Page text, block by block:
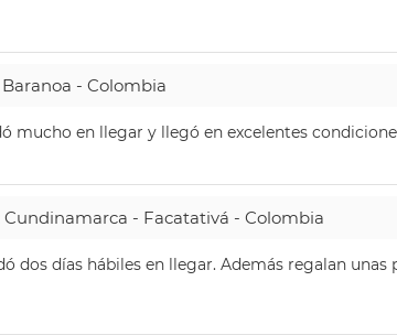
- Colombia
mucho en llegar y llegó en excelentes
Cundinamarca - Facatativá - Colombia
días hábiles en llegar. Además regalan unas